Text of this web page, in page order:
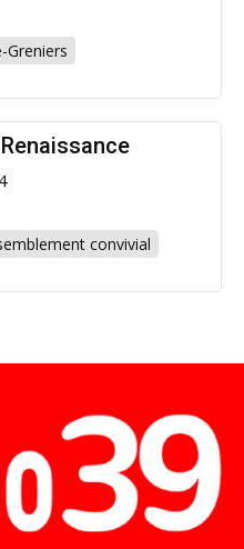
Greniers
convivial